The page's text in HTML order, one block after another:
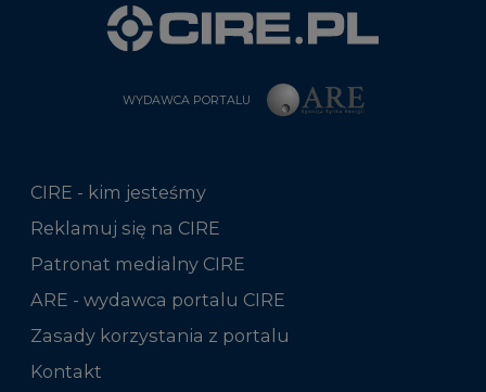
WYDAWCA PORTALU
CIRE - kim jesteśmy
Reklamuj się na CIRE
Patronat medialny CIRE
ARE - wydawca portalu CIRE
Zasady korzystania z portalu
Kontakt